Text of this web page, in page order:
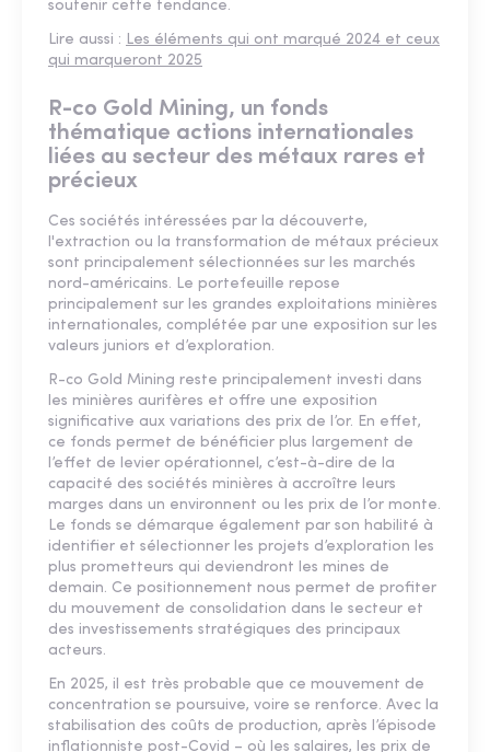
soutenir cette tendance.
Lire aussi : Les éléments qui ont marqué 2024 et ceux
qui marqueront 2025
R-co Gold Mining, un fonds
thématique actions internationales
liées au secteur des métaux rares et
précieux
Ces sociétés intéressées par la découverte,
l'extraction ou la transformation de métaux précieux
sont principalement sélectionnées sur les marchés
nord-américains. Le portefeuille repose
principalement sur les grandes exploitations minières
internationales, complétée par une exposition sur les
valeurs juniors et d’exploration.
R-co Gold Mining reste principalement investi dans
les minières aurifères et offre une exposition
significative aux variations des prix de l’or. En effet,
ce fonds permet de bénéficier plus largement de
l’effet de levier opérationnel, c’est-à-dire de la
capacité des sociétés minières à accroître leurs
marges dans un environnent ou les prix de l’or monte.
Le fonds se démarque également par son habilité à
identifier et sélectionner les projets d’exploration les
plus prometteurs qui deviendront les mines de
demain. Ce positionnement nous permet de profiter
du mouvement de consolidation dans le secteur et
des investissements stratégiques des principaux
acteurs.
En 2025, il est très probable que ce mouvement de
concentration se poursuive, voire se renforce. Avec la
stabilisation des coûts de production, après l’épisode
inflationniste post-Covid – où les salaires, les prix de